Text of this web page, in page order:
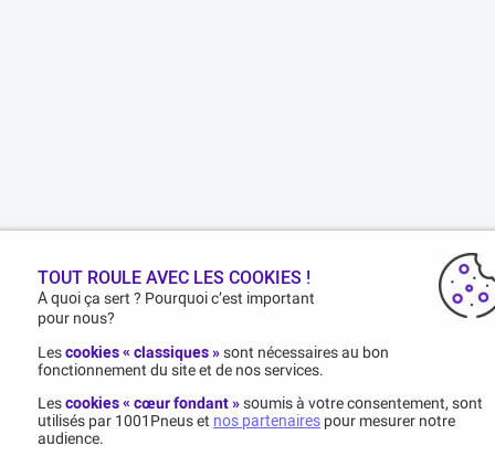
TOUT ROULE AVEC LES COOKIES !
A quoi ça sert ? Pourquoi c’est important
pour nous?
Lescookies « classiques »sont nécessaires au bon
fonctionnement du site et de nos services.
Lescookies « cœur fondant »soumis à votre consentement, sont
utilisés par 1001Pneus et nos partenaires pour mesurer notre
audience.